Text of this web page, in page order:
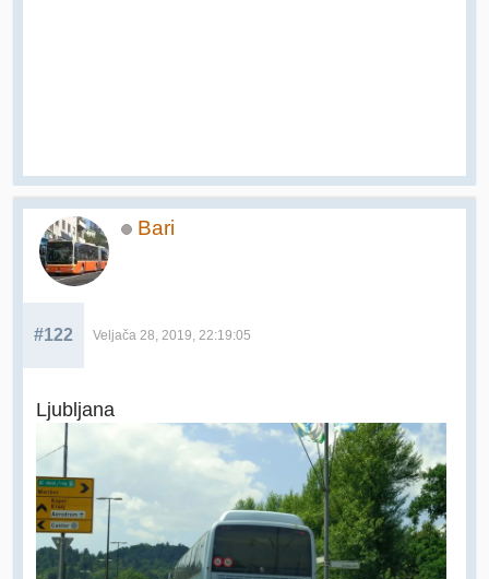
Bari
#122 Veljača 28, 2019, 22:19:05
Ljubljana